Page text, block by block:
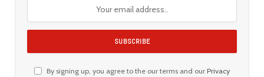
By signing up, you agree to the our terms and our Privacy